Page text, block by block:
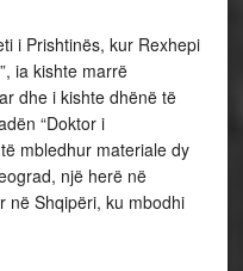
i Prishtinës, kur Rexhepi
ia kishte marrë
dhe i kishte dhënë të
“Doktor i
mbledhur materiale dy
një herë në
në Shqipëri, ku mbodhi